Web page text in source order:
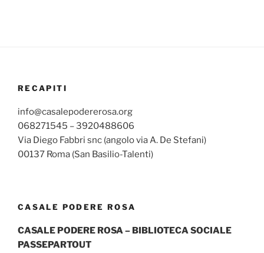
RECAPITI
info@casalepodererosa.org
068271545 – 3920488606
Via Diego Fabbri snc (angolo via A. De Stefani)
00137 Roma (San Basilio-Talenti)
CASALE PODERE ROSA
CASALE PODERE ROSA – BIBLIOTECA SOCIALE
PASSEPARTOUT